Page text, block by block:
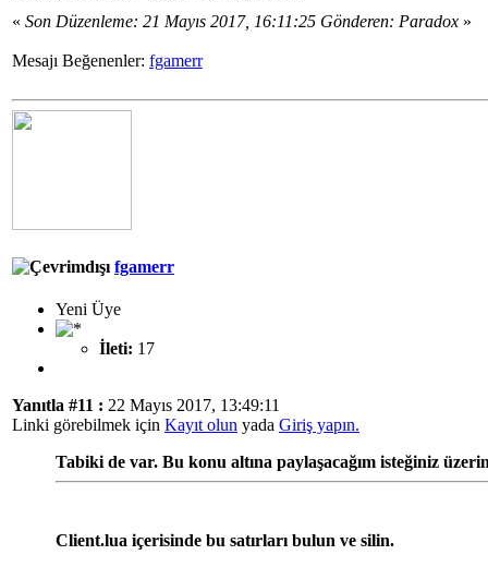
« Son Düzenleme: 21 Mayıs 2017, 16:11:25 Gönderen: Paradox »
Mesajı Beğenenler: fgamerr
fgamerr
Yeni Üye
İleti: 17
Yanıtla #11 : 22 Mayıs 2017, 13:49:11
Linki görebilmek için Kayıt olun yada Giriş yapın.
Tabiki de var. Bu konu altına paylaşacağım isteğiniz
Client.lua içerisinde bu satırları bulun ve silin.